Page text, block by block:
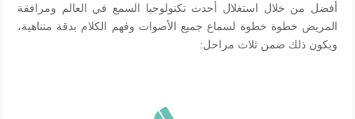
أفضل من خلال استغلال أحدث تكنولوجيا السمع في العالم ومرافقة
المريض خطوة خطوة لسماع جميع الأصوات وفهم الكلام بدقة متناهية،
ويكون ذلك ضمن ثلاث مراحل: